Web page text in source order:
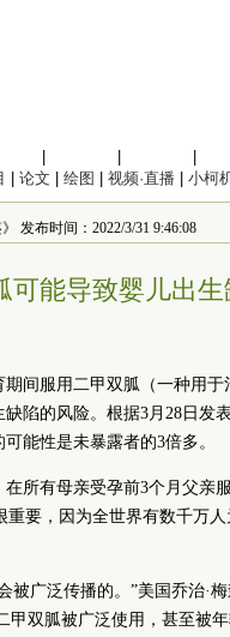
论文 绘图 视频·直播 小柯
发布时间：2022/3/31 9:46:08
可能导致婴儿出生
间服用二甲双胍（一种用
陷的风险。根据3月28日发
能性是未暴露者的3倍多。
所有母亲受孕前3个月父亲
要，因为全世界有数千万
被广泛传播的。”美国乔治·
甲双胍被广泛使用，甚至被